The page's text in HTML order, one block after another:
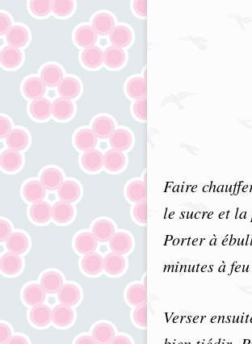
Faire
le sucre et
Porter à
minutes à
Verser